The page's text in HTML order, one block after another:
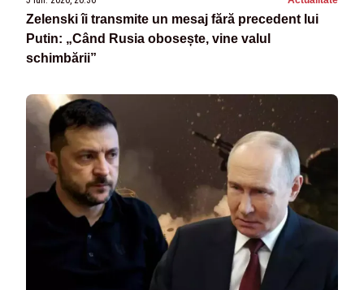
Zelenski îi transmite un mesaj fără precedent lui
Putin: „Când Rusia obosește, vine valul
schimbării”